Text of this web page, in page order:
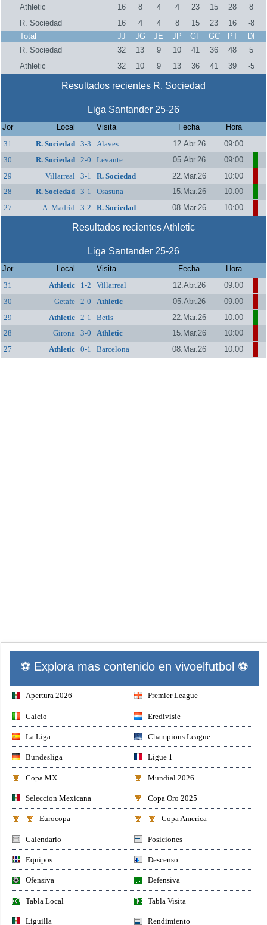
Athletic
16 8 4 4 23 15 28
8
R. Sociedad
16 4 4 8 15 23 16
-8
Total
JJ JG JE JP GF GC PT
Df
R. Sociedad
32 13 9 10 41 36 48
5
Athletic
32 10 9 13 36 41 39 -5
Resultados recientes R. Sociedad
Liga Santander 25-26
Jor Local Visita Fecha
Hora
31
R. Sociedad 3-3 Alaves 12.Abr.26
09:00
30
R. Sociedad 2-0 Levante 05.Abr.26
09:00
29
Villarreal 3-1 R. Sociedad 22.Mar.26
10:00
28
R. Sociedad 3-1 Osasuna 15.Mar.26
10:00
27
A. Madrid 3-2 R. Sociedad 08.Mar.26 10:00
Resultados recientes Athletic
Liga Santander 25-26
Jor Local Visita Fecha
Hora
31
Athletic 1-2 Villarreal 12.Abr.26
09:00
30
Getafe 2-0 Athletic 05.Abr.26
09:00
29
Athletic 2-1 Betis 22.Mar.26
10:00
28
Girona 3-0 Athletic 15.Mar.26
10:00
27
Athletic 0-1 Barcelona 08.Mar.26 10:00
⚽ Explora mas contenido en vivoelfutbol ⚽
Apertura 2026 Premier League
Calcio Eredivisie
La Liga Champions League
Bundesliga Ligue 1
Copa MX Mundial 2026
Seleccion Mexicana Copa Oro 2025
Eurocopa Copa America
Calendario Posiciones
Equipos Descenso
Ofensiva Defensiva
Tabla Local Tabla Visita
Liguilla Rendimiento